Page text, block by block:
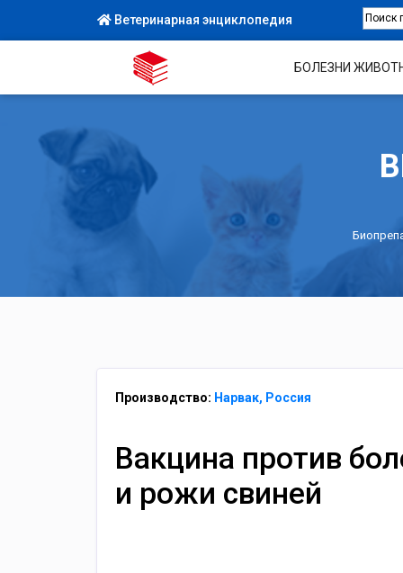
Ветеринарная энциклопедия
БОЛЕЗНИ
Производство: Нарвак, Россия
Вакцина против
и рожи свиней